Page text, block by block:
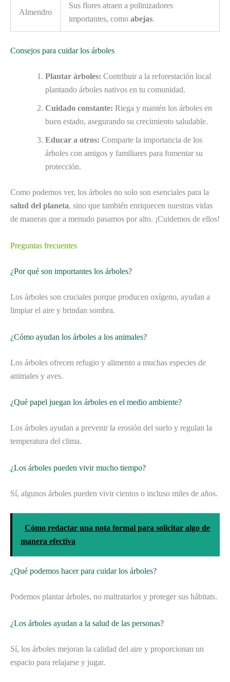
Almendro
Sus flores atraen a polinizadores
importantes, como abejas.
Consejos para cuidar los árboles
Plantar árboles: Contribuir a la reforestación local
plantando árboles nativos en tu comunidad.
Cuidado constante: Riega y mantén los árboles en
buen estado, asegurando su crecimiento saludable.
Educar a otros: Comparte la importancia de los
árboles con amigos y familiares para fomentar su
protección.
Como podemos ver, los árboles no solo son esenciales para la
salud del planeta, sino que también enriquecen nuestras vidas
de maneras que a menudo pasamos por alto. ¡Cuidemos de ellos!
Preguntas frecuentes
¿Por qué son importantes los árboles?
Los árboles son cruciales porque producen oxígeno, ayudan a
limpiar el aire y brindan sombra.
¿Cómo ayudan los árboles a los animales?
Los árboles ofrecen refugio y alimento a muchas especies de
animales y aves.
¿Qué papel juegan los árboles en el medio ambiente?
Los árboles ayudan a prevenir la erosión del suelo y regulan la
temperatura del clima.
¿Los árboles pueden vivir mucho tiempo?
Sí, algunos árboles pueden vivir cientos o incluso miles de años.
Cómo redactar una nota formal para solicitar algo de
manera efectiva
¿Qué podemos hacer para cuidar los árboles?
Podemos plantar árboles, no maltratarlos y proteger sus hábitats.
¿Los árboles ayudan a la salud de las personas?
Sí, los árboles mejoran la calidad del aire y proporcionan un
espacio para relajarse y jugar.